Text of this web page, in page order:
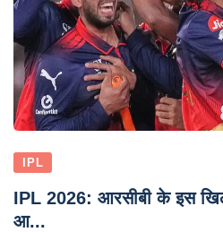
IPL
IPL 2026: आरसीबी के इस
आ...